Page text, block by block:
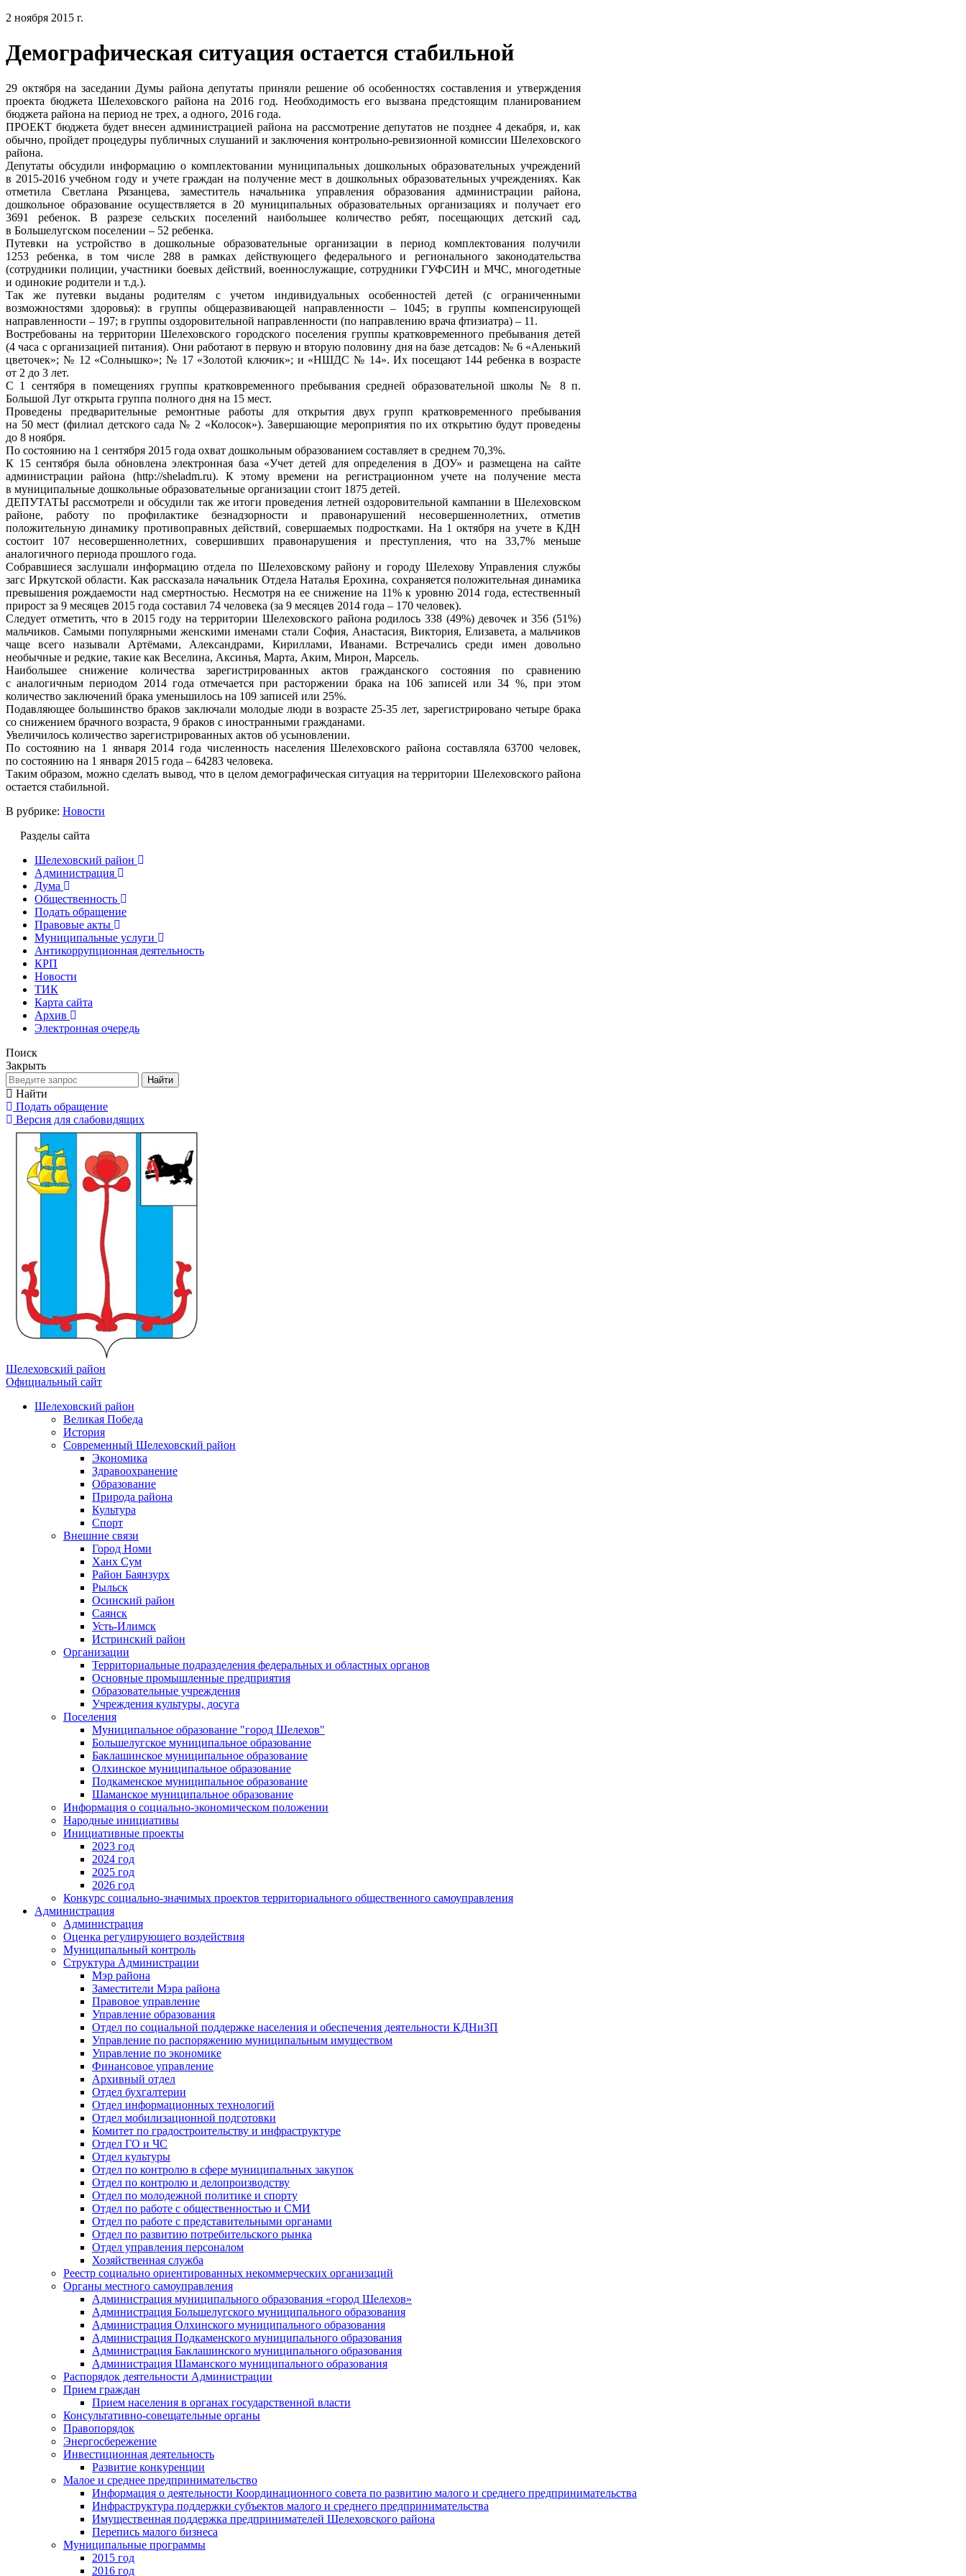
2 ноября 2015 г.
Демографическая ситуация остается стабильной
29 октября на заседании Думы района депутаты приняли решение об особенностях составления и утверждения
проекта бюджета Шелеховского района на 2016 год. Необходимость его вызвана предстоящим планированием
бюджета района на период не трех, а одного, 2016 года.
ПРОЕКТ бюджета будет внесен администрацией района на рассмотрение депутатов не позднее 4 декабря, и, как
обычно, пройдет процедуры публичных слушаний и заключения контрольно-ревизионной комиссии Шелеховского
района.
Депутаты обсудили информацию о комплектовании муниципальных дошкольных образовательных учреждений
в 2015-2016 учебном году и учете граждан на получение мест в дошкольных образовательных учреждениях. Как
отметила Светлана Рязанцева, заместитель начальника управления образования администрации района,
дошкольное образование осуществляется в 20 муниципальных образовательных организациях и получает его
3691 ребенок. В разрезе сельских поселений наибольшее количество ребят, посещающих детский сад,
в Большелугском поселении – 52 ребенка.
Путевки на устройство в дошкольные образовательные организации в период комплектования получили
1253 ребенка, в том числе 288 в рамках действующего федерального и регионального законодательства
(сотрудники полиции, участники боевых действий, военнослужащие, сотрудники ГУФСИН и МЧС, многодетные
и одинокие родители и т.д.).
Так же путевки выданы родителям с учетом индивидуальных особенностей детей (с ограниченными
возможностями здоровья): в группы общеразвивающей направленности – 1045; в группы компенсирующей
направленности – 197; в группы оздоровительной направленности (по направлению врача фтизиатра) – 11.
Востребованы на территории Шелеховского городского поселения группы кратковременного пребывания детей
(4 часа с организацией питания). Они работают в первую и вторую половину дня на базе детсадов: № 6 «Аленький
цветочек»; № 12 «Солнышко»; № 17 «Золотой ключик»; и «НШДС № 14». Их посещают 144 ребенка в возрасте
от 2 до 3 лет.
С 1 сентября в помещениях группы кратковременного пребывания средней образовательной школы № 8 п.
Большой Луг открыта группа полного дня на 15 мест.
Проведены предварительные ремонтные работы для открытия двух групп кратковременного пребывания
на 50 мест (филиал детского сада № 2 «Колосок»). Завершающие мероприятия по их открытию будут проведены
до 8 ноября.
По состоянию на 1 сентября 2015 года охват дошкольным образованием составляет в среднем 70,3%.
К 15 сентября была обновлена электронная база «Учет детей для определения в ДОУ» и размещена на сайте
администрации района (http://sheladm.ru). К этому времени на регистрационном учете на получение места
в муниципальные дошкольные образовательные организации стоит 1875 детей.
ДЕПУТАТЫ рассмотрели и обсудили так же итоги проведения летней оздоровительной кампании в Шелеховском
районе, работу по профилактике безнадзорности и правонарушений несовершеннолетних, отметив
положительную динамику противоправных действий, совершаемых подростками. На 1 октября на учете в КДН
состоит 107 несовершеннолетних, совершивших правонарушения и преступления, что на 33,7% меньше
аналогичного периода прошлого года.
Собравшиеся заслушали информацию отдела по Шелеховскому району и городу Шелехову Управления службы
загс Иркутской области. Как рассказала начальник Отдела Наталья Ерохина, сохраняется положительная динамика
превышения рождаемости над смертностью. Несмотря на ее снижение на 11% к уровню 2014 года, естественный
прирост за 9 месяцев 2015 года составил 74 человека (за 9 месяцев 2014 года – 170 человек).
Следует отметить, что в 2015 году на территории Шелеховского района родилось 338 (49%) девочек и 356 (51%)
мальчиков. Самыми популярными женскими именами стали София, Анастасия, Виктория, Елизавета, а мальчиков
чаще всего называли Артёмами, Александрами, Кириллами, Иванами. Встречались среди имен довольно
необычные и редкие, такие как Веселина, Аксинья, Марта, Аким, Мирон, Марсель.
Наибольшее снижение количества зарегистрированных актов гражданского состояния по сравнению
с аналогичным периодом 2014 года отмечается при расторжении брака на 106 записей или 34 %, при этом
количество заключений брака уменьшилось на 109 записей или 25%.
Подавляющее большинство браков заключали молодые люди в возрасте 25-35 лет, зарегистрировано четыре брака
со снижением брачного возраста, 9 браков с иностранными гражданами.
Увеличилось количество зарегистрированных актов об усыновлении.
По состоянию на 1 января 2014 года численность населения Шелеховского района составляла 63700 человек,
по состоянию на 1 января 2015 года – 64283 человека.
Таким образом, можно сделать вывод, что в целом демографическая ситуация на территории Шелеховского района
остается стабильной.
В рубрике: Новости
Разделы сайта
Шелеховский район
Администрация
Дума
Общественность
Подать обращение
Правовые акты
Муниципальные услуги
Антикоррупционная деятельность
КРП
Новости
ТИК
Карта сайта
Архив
Электронная очередь
Поиск
Закрыть
Найти
Найти
Подать обращение
Версия для слабовидящих
Шелеховский район
Официальный сайт
Шелеховский район
Великая Победа
История
Современный Шелеховский район
Экономика
Здравоохранение
Образование
Природа района
Культура
Спорт
Внешние связи
Город Номи
Ханх Сум
Район Баянзурх
Рыльск
Осинский район
Саянск
Усть-Илимск
Истринский район
Организации
Территориальные подразделения федеральных и областных органов
Основные промышленные предприятия
Образовательные учреждения
Учреждения культуры, досуга
Поселения
Муниципальное образование "город Шелехов"
Большелугское муниципальное образование
Баклашинское муниципальное образование
Олхинское муниципальное образование
Подкаменское муниципальное образование
Шаманское муниципальное образование
Информация о социально-экономическом положении
Народные инициативы
Инициативные проекты
2023 год
2024 год
2025 год
2026 год
Конкурс социально-значимых проектов территориального общественного самоуправления
Администрация
Администрация
Оценка регулирующего воздействия
Муниципальный контроль
Структура Администрации
Мэр района
Заместители Мэра района
Правовое управление
Управление образования
Отдел по социальной поддержке населения и обеспечения деятельности КДНиЗП
Управление по распоряжению муниципальным имуществом
Управление по экономике
Финансовое управление
Архивный отдел
Отдел бухгалтерии
Отдел информационных технологий
Отдел мобилизационной подготовки
Комитет по градостроительству и инфраструктуре
Отдел ГО и ЧС
Отдел культуры
Отдел по контролю в сфере муниципальных закупок
Отдел по контролю и делопроизводству
Отдел по молодежной политике и спорту
Отдел по работе с общественностью и СМИ
Отдел по работе с представительными органами
Отдел по развитию потребительского рынка
Отдел управления персоналом
Хозяйственная служба
Реестр социально ориентированных некоммерческих организаций
Органы местного самоуправления
Администрация муниципального образования «город Шелехов»
Администрация Большелугского муниципального образования
Администрация Олхинского муниципального образования
Администрация Подкаменского муниципального образования
Администрация Баклашинского муниципального образования
Администрация Шаманского муниципального образования
Распорядок деятельности Администрации
Прием граждан
Прием населения в органах государственной власти
Консультативно-совещательные органы
Правопорядок
Энергосбережение
Инвестиционная деятельность
Развитие конкуренции
Малое и среднее предпринимательство
Информация о деятельности Координационного совета по развитию малого и среднего предпринимательства
Инфраструктура поддержки субъектов малого и среднего предпринимательства
Имущественная поддержка предпринимателей Шелеховского района
Перепись малого бизнеса
Муниципальные программы
2015 год
2016 год